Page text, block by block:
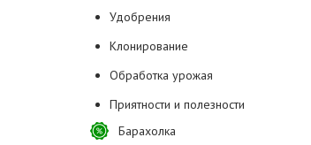
Удобрения
Клонирование
Обработка урожая
Приятности и полезности
Барахолка